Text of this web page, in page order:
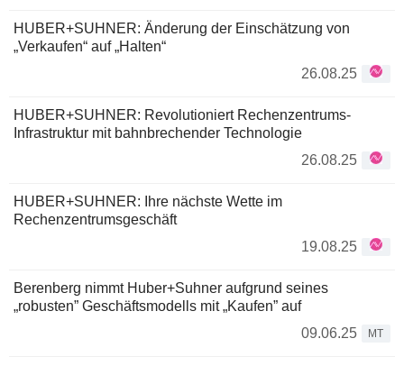
HUBER+SUHNER: Änderung der Einschätzung von
„Verkaufen“ auf „Halten“
26.08.25
HUBER+SUHNER: Revolutioniert Rechenzentrums-
Infrastruktur mit bahnbrechender Technologie
26.08.25
HUBER+SUHNER: Ihre nächste Wette im
Rechenzentrumsgeschäft
19.08.25
Berenberg nimmt Huber+Suhner aufgrund seines
„robusten” Geschäftsmodells mit „Kaufen” auf
09.06.25
MT